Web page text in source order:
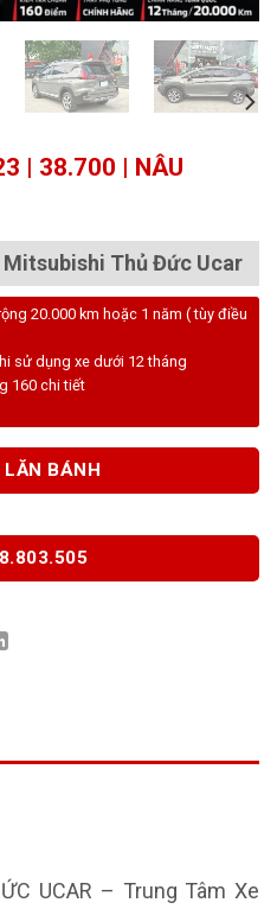
| 38.700 | NÂU
Thủ Đức Ucar
20.000 km hoặc 1 năm ( tùy điều
sử dụng xe dưới 12 tháng
160 chi tiết
LĂN BÁNH
UCAR – Trung Tâm Xe